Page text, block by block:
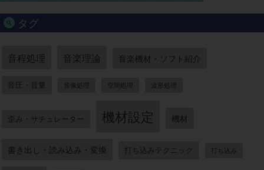
タグ
音程処理 音楽理論 音楽機材・ソフト紹介
音圧・音量 音像処理 空間処理 波形処理
歪み・サチュレーター 機材設定 機材
書き出し・読み込み・変換 打ち込みテクニック 打ち込み